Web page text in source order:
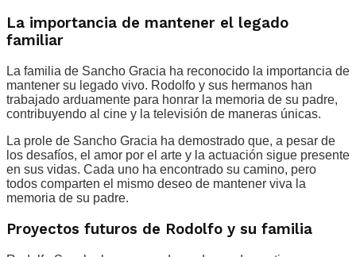
La importancia de mantener el legado
familiar
La familia de Sancho Gracia ha reconocido la importancia de
mantener su legado vivo. Rodolfo y sus hermanos han
trabajado arduamente para honrar la memoria de su padre,
contribuyendo al cine y la televisión de maneras únicas.
La prole de Sancho Gracia ha demostrado que, a pesar de
los desafíos, el amor por el arte y la actuación sigue presente
en sus vidas. Cada uno ha encontrado su camino, pero
todos comparten el mismo deseo de mantener viva la
memoria de su padre.
Proyectos futuros de Rodolfo y su familia